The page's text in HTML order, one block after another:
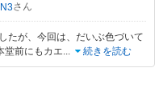
さん
たが、今回は、だいぶ色づいて
堂前にもカエ... 続きを読む